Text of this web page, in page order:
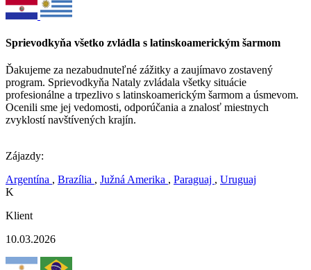
Sprievodkyňa všetko zvládla s latinskoamerickým šarmom
Ďakujeme za nezabudnuteľné zážitky a zaujímavo zostavený
program. Sprievodkyňa Nataly zvládala všetky situácie
profesionálne a trpezlivo s latinskoamerickým šarmom a úsmevom.
Ocenili sme jej vedomosti, odporúčania a znalosť miestnych
zvyklostí navštívených krajín.
Zájazdy:
Argentína , Brazília , Južná Amerika , Paraguaj , Uruguaj
K
Klient
10.03.2026